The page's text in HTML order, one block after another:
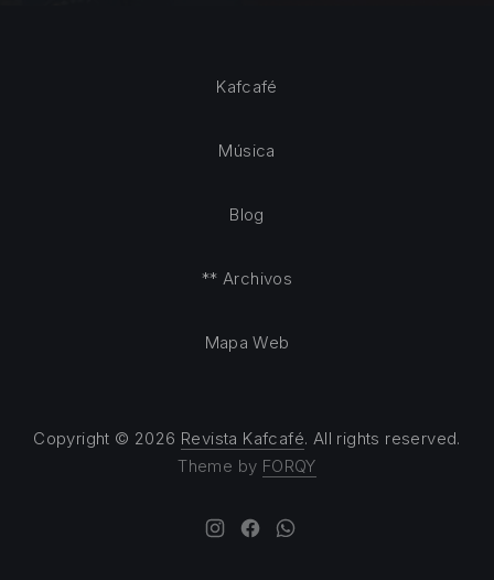
Copyright © 2026 Revista Kafcafé. All rights reserved.
Theme by FORQY
Kafcafé
Música
Blog
** Archivos
Mapa Web
New Window
New Window
New Window